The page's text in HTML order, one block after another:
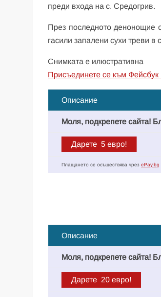
преди входа на с. Средогрив.
През последното денонощие
гасили запалени сухи треви
Снимката е илюстративна
Присъединете се към
Описание
Моля, подкрепете сайта!
Плащането се осъществява чрезePay.bg
Описание
Моля, подкрепете сайта!